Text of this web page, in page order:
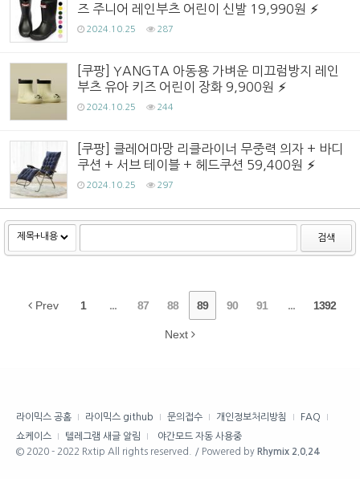
즈 주니어 레인부츠 어린이 신발 19,990원
2024.10.25 287
[쿠팡] YANGTA 아동용 가벼운 미끄럼방지 레인
부츠 유아 키즈 어린이 장화 9,900원
2024.10.25 244
[쿠팡] 클레어마망 리클라이너 무중력 의자 + 바디
쿠션 + 서브 테이블 + 헤드쿠션 59,400원
2024.10.25 297
검색
Prev 1 ... 87 88 89 90 91 ... 1392
Next
라이믹스 공홈 라이믹스 github 문의접수 개인정보처리방침
FAQ
쇼케이스
텔레그램 새글 알림
야간모드 자동 사용중
© 2020 - 2022 Rxtip All rights reserved. / Powered by Rhymix 2.0.24